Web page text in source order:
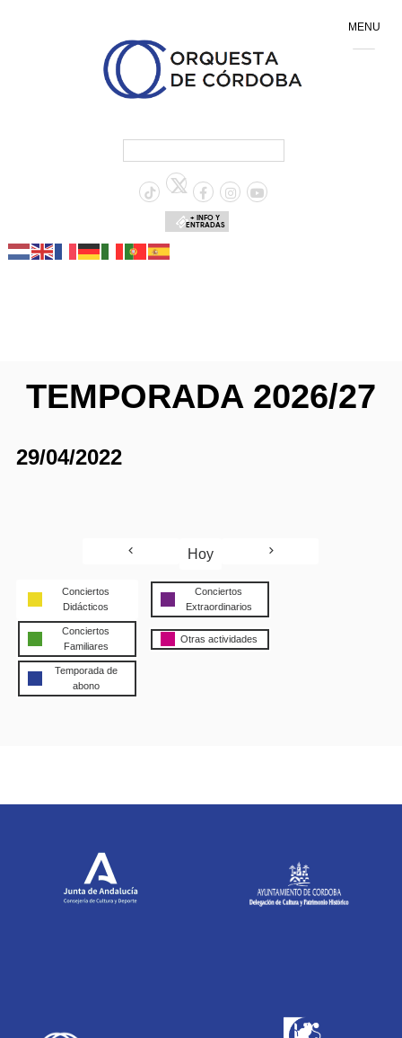
+ INFO Y
ENTRADAS
TEMPORADA 2026/27
29/04/2022
Hoy
Conciertos
Didácticos
Conciertos
Extraordinarios
Conciertos
Familiares
Otras actividades
Temporada de
abono
MENU